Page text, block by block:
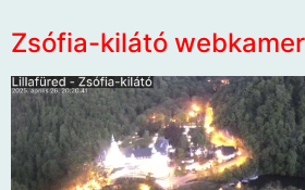
Zsófia-kilátó